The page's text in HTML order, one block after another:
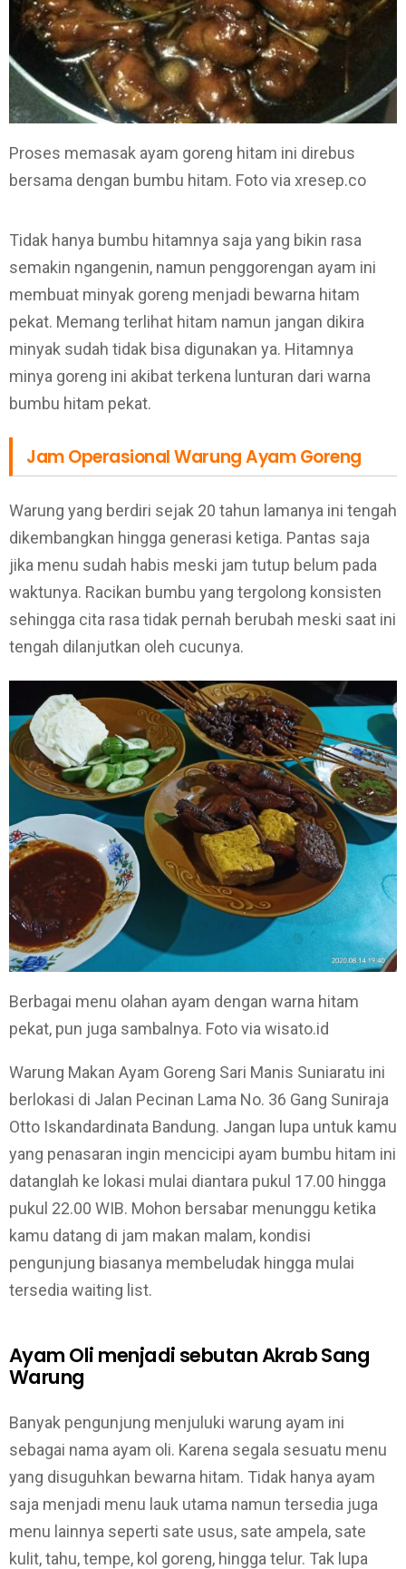
Proses memasak ayam goreng hitam ini direbus
bersama dengan bumbu hitam. Foto via xresep.co
Tidak hanya bumbu hitamnya saja yang bikin rasa
semakin ngangenin, namun penggorengan ayam ini
membuat minyak goreng menjadi bewarna hitam
pekat. Memang terlihat hitam namun jangan dikira
minyak sudah tidak bisa digunakan ya. Hitamnya
minya goreng ini akibat terkena lunturan dari warna
bumbu hitam pekat.
Jam Operasional Warung Ayam Goreng
Warung yang berdiri sejak 20 tahun lamanya ini tengah
dikembangkan hingga generasi ketiga. Pantas saja
jika menu sudah habis meski jam tutup belum pada
waktunya. Racikan bumbu yang tergolong konsisten
sehingga cita rasa tidak pernah berubah meski saat ini
tengah dilanjutkan oleh cucunya.
Berbagai menu olahan ayam dengan warna hitam
pekat, pun juga sambalnya. Foto via wisato.id
Warung Makan Ayam Goreng Sari Manis Suniaratu ini
berlokasi di Jalan Pecinan Lama No. 36 Gang Suniraja
Otto Iskandardinata Bandung. Jangan lupa untuk kamu
yang penasaran ingin mencicipi ayam bumbu hitam ini
datanglah ke lokasi mulai diantara pukul 17.00 hingga
pukul 22.00 WIB. Mohon bersabar menunggu ketika
kamu datang di jam makan malam, kondisi
pengunjung biasanya membeludak hingga mulai
tersedia waiting list.
Ayam Oli menjadi sebutan Akrab Sang
Warung
Banyak pengunjung menjuluki warung ayam ini
sebagai nama ayam oli. Karena segala sesuatu menu
yang disuguhkan bewarna hitam. Tidak hanya ayam
saja menjadi menu lauk utama namun tersedia juga
menu lainnya seperti sate usus, sate ampela, sate
kulit, tahu, tempe, kol goreng, hingga telur. Tak lupa